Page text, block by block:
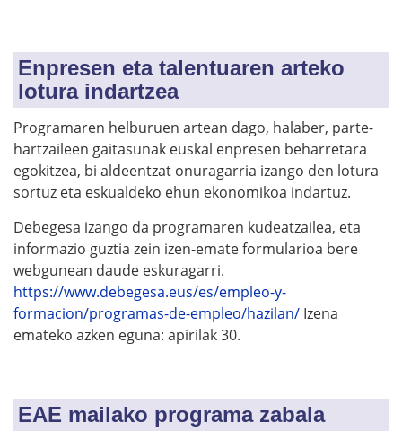
Enpresen eta talentuaren arteko
lotura indartzea
Programaren helburuen artean dago, halaber, parte-
hartzaileen gaitasunak euskal enpresen beharretara
egokitzea, bi aldeentzat onuragarria izango den lotura
sortuz eta eskualdeko ehun ekonomikoa indartuz.
Debegesa izango da programaren kudeatzailea, eta
informazio guztia zein izen-emate formularioa bere
webgunean daude eskuragarri.
https://www.debegesa.eus/es/empleo-y-
formacion/programas-de-empleo/hazilan/ Izena
emateko azken eguna: apirilak 30.
EAE mailako programa zabala